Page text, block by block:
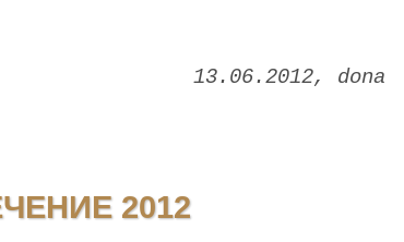
13.06.2012 dona
2012